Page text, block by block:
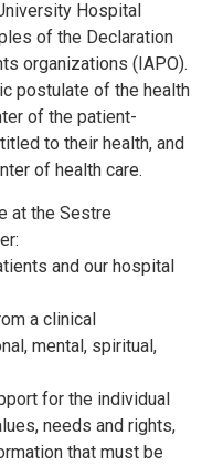
Hospital
of the Declaration
organizations (IAPO).
postulate of the health
of the patient-
to their health, and
of health care.
at the Sestre
and our hospital
a clinical
mental, spiritual,
for the individual
needs and rights,
that must be